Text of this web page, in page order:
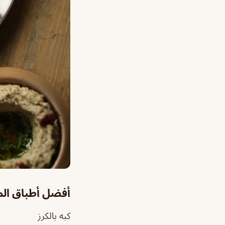
أفضل أطباق
كبه بالكرز ‏